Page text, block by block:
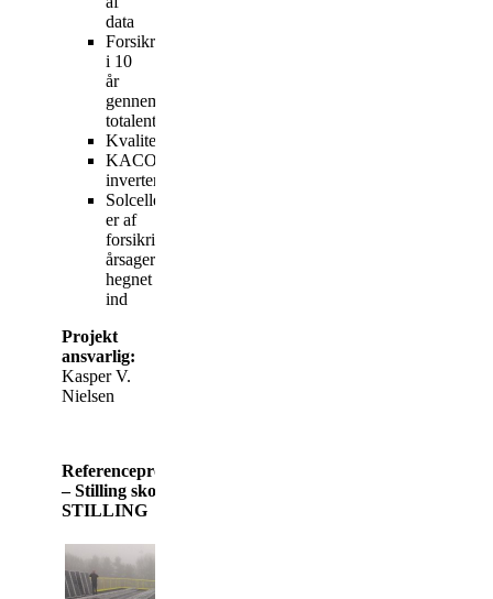
data
Forsikret
i 10
år
gennem
totalentreprenør
Kvalitetssikring
KACO
invertere
Solcelleparken
er af
forsikringsmæssige
årsager
hegnet
ind
Projekt
ansvarlig:
Kasper V.
Nielsen
Referenceprojekt
– Stilling skole,
STILLING